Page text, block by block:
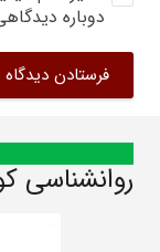
دوباره
فرستادن دیدگاه
روانشناسی